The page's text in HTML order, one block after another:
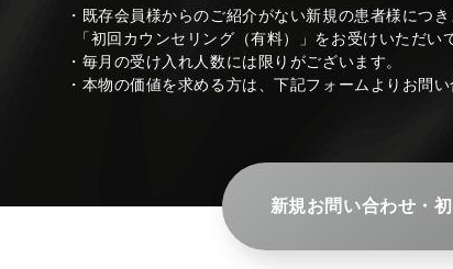
・既存会員様からのご紹介がない新規の患者様につ
「初回カウンセリング（有料）」をお受けいただい
・毎月の受け入れ人数には限りがございます。
・本物の価値を求める方は、下記フォームよりお問い
新規お問い合わせ・